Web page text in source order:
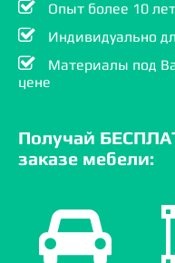
Опыт более 10 лет
Индивидуально
Материалы под
цене
Получай
заказе мебели: